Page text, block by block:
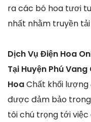
ra các bó hoa tươi
nhất nhằm truyền
Dịch Vụ Điện Hoa
Tại Huyện Phú
HoaChất khối
được đảm bảo
tôi chú trọng tới